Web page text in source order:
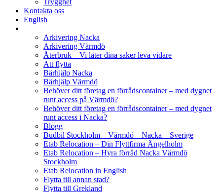
Trygghet
Kontakta oss
English
Arkivering Nacka
Arkivering Värmdö
Återbruk – Vi låter dina saker leva vidare
Att flytta
Bärhjälp Nacka
Bärhjälp Värmdö
Behöver ditt företag en förrådscontainer – med dygnet
runt access på Värmdö?
Behöver ditt företag en förrådscontainer – med dygnet
runt access i Nacka?
Blogg
Budbil Stockholm – Värmdö – Nacka – Sverige
Etab Relocation – Din Flyttfirma Ängelholm
Etab Relocation – Hyra förråd Nacka Värmdö
Stockholm
Etab Relocation in English
Flytta till annan stad?
Flytta till Grekland